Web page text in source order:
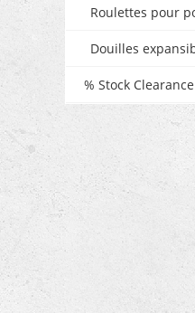
Roulettes pour
Douilles
% Stock